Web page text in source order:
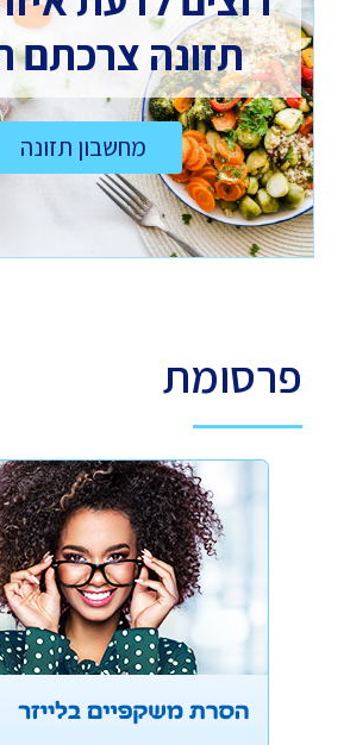
תזונה צרכתם
מחשבון תזונה
פרסומת